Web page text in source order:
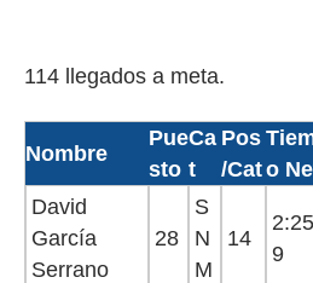
114 llegados a meta.
Nombre
Pue
sto
Ca
t
Pos
/Cato
David
García
Serrano
28
S
N
M
14
9